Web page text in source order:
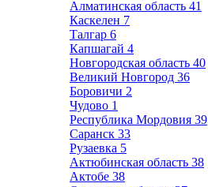
Алматинская область 41
Каскелен 7
Талгар 6
Капшагай 4
Новгородская область 40
Великий Новгород 36
Боровичи 2
Чудово 1
Республика Мордовия 39
Саранск 33
Рузаевка 5
Актюбинская область 38
Актобе 38